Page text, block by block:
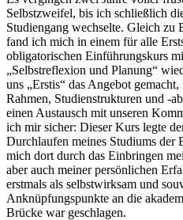
Selbstzweifel, bis ich schließlich
Studiengang wechselte. Gleich zu
fand ich mich in einem für alle
obligatorischen Einführungskurs
„Selbstreflexion und Planung“
uns „Erstis“ das Angebot
Rahmen, Studienstrukturen und
einen Austausch mit unseren
ich mir sicher: Dieser Kurs legte
Durchlaufen meines Studiums der
mich dort durch das Einbringen
aber auch meiner persönlichen
erstmals als selbstwirksam und
Anknüpfungspunkte an die
Brücke war geschlagen.